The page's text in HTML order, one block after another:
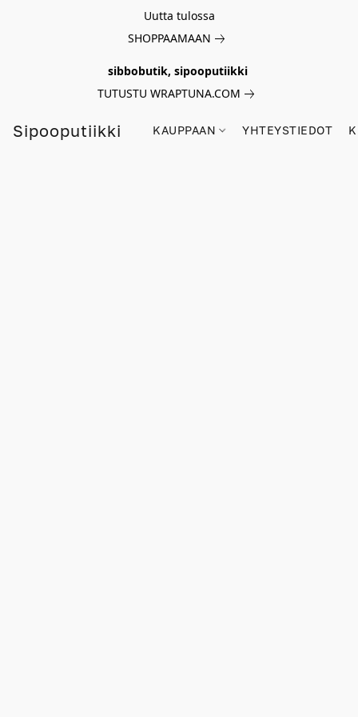
Uutta tulossa
SHOPPAAMAAN
sibbobutik, sipooputiikki
TUTUSTU WRAPTUNA.COM
Sipooputiikki KAUPPAAN YHTEYSTIEDOT